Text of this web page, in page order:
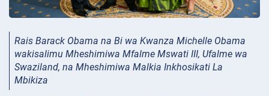
Rais Barack Obama na Bi wa Kwanza Michelle Obama
wakisalimu Mheshimiwa Mfalme Mswati III, Ufalme wa
Swaziland, na Mheshimiwa Malkia Inkhosikati La
Mbikiza